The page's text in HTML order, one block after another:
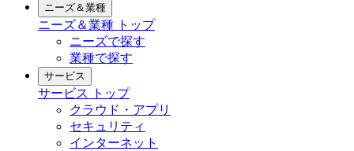
ニーズ＆業種
ニーズ＆業種 トップ
ニーズで探す
業種で探す
サービス
サービス
トップ
クラウド・アプリ
セキュリティ
インターネット